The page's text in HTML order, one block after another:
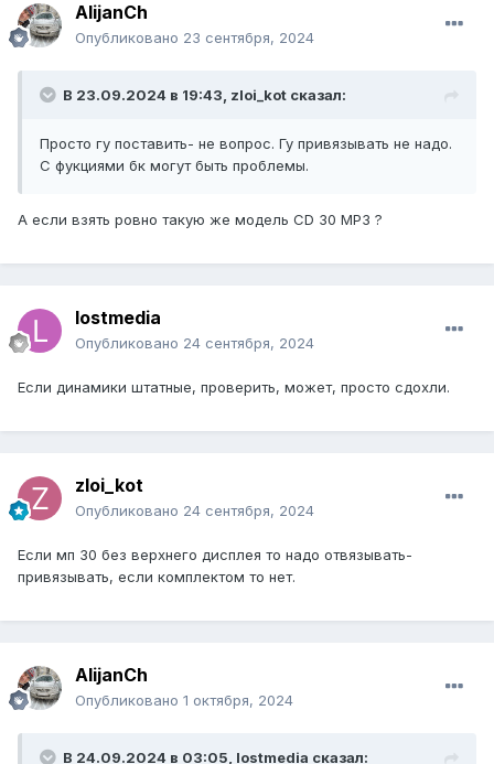
AlijanCh
Опубликовано 23 сентября, 2024
В 23.09.2024 в 19:43, zloi_kot сказал:
Просто гу поставить- не вопрос. Гу привязывать не надо.
С фукциями бк могут быть проблемы.
А если взять ровно такую же модель CD 30 MP3 ?
lostmedia
Опубликовано 24 сентября, 2024
Если динамики штатные, проверить, может, просто сдохли.
zloi_kot
Опубликовано 24 сентября, 2024
Если мп 30 без верхнего дисплея то надо отвязывать-
привязывать, если комплектом то нет.
AlijanCh
Опубликовано 1 октября, 2024
В 24.09.2024 в 03:05, lostmedia сказал: